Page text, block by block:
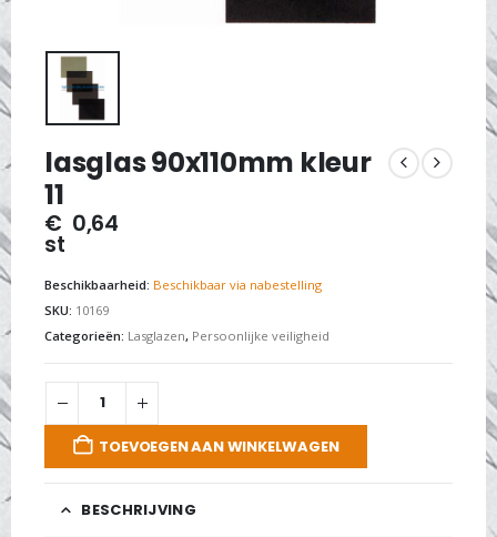
lasglas 90x110mm kleur
11
€ 0,64
st
Beschikbaarheid: Beschikbaar via nabestelling
SKU: 10169
Categorieën: Lasglazen, Persoonlijke veiligheid
TOEVOEGEN AAN WINKELWAGEN
BESCHRIJVING